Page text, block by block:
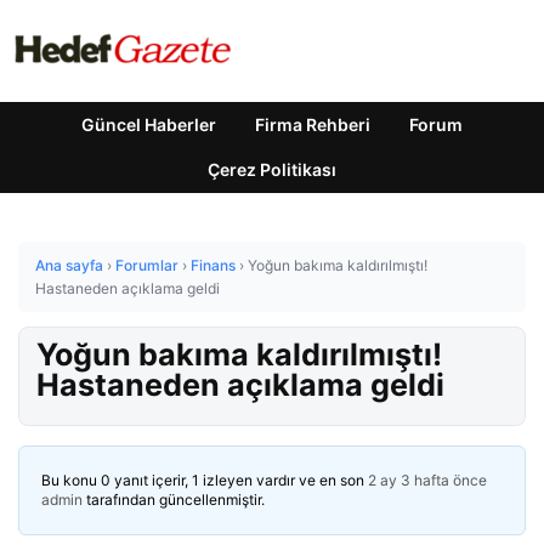
Güncel Haberler Firma Rehberi Forum
Çerez Politikası
Ana sayfa › Forumlar › Finans › Yoğun bakıma kaldırılmıştı!
Hastaneden açıklama geldi
Yoğun bakıma kaldırılmıştı!
Hastaneden açıklama geldi
Bu konu 0 yanıt içerir, 1 izleyen vardır ve en son 2 ay 3 hafta önce
admin tarafından güncellenmiştir.